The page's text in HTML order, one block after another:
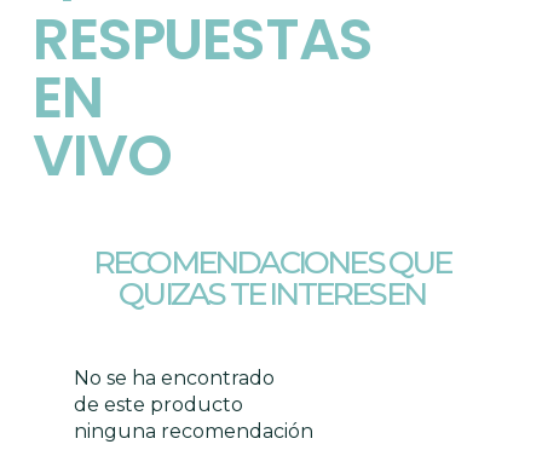
RESPUESTAS
EN
VIVO
RECOMENDACIONES QUE
QUIZAS TE INTERESEN
No se ha encontrado
de este producto
ninguna recomendación